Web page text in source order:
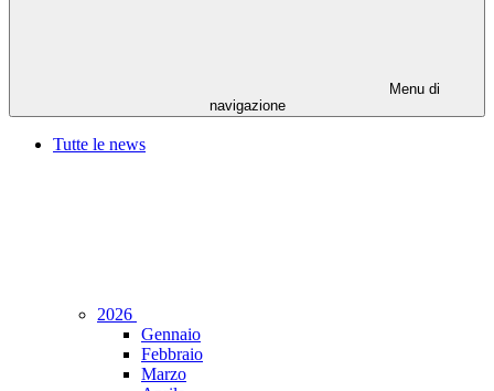
Menu di
navigazione
Tutte le news
2026
Gennaio
Febbraio
Marzo